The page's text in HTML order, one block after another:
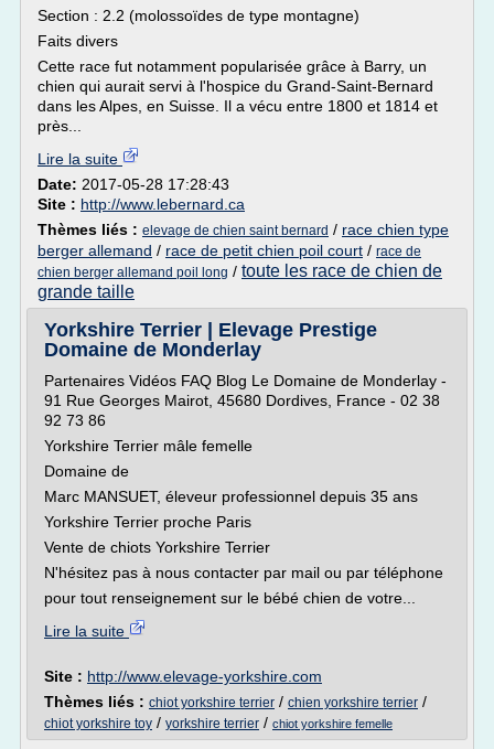
Section : 2.2 (molossoïdes de type montagne)
Faits divers
Cette race fut notamment popularisée grâce à Barry, un
chien qui aurait servi à l'hospice du Grand-Saint-Bernard
dans les Alpes, en Suisse. Il a vécu entre 1800 et 1814 et
près...
Lire la suite
Date: 2017-05-28 17:28:43
Site : http://www.lebernard.ca
Thèmes liés : elevage de chien saint bernard / race chien type
berger allemand / race de petit chien poil court / race de
chien berger allemand poil long / toute les race de chien de
grande taille
Yorkshire Terrier | Elevage Prestige
Domaine de Monderlay
Partenaires Vidéos FAQ Blog Le Domaine de Monderlay -
91 Rue Georges Mairot, 45680 Dordives, France - 02 38
92 73 86
Yorkshire Terrier mâle femelle
Domaine de
Marc MANSUET, éleveur professionnel depuis 35 ans
Yorkshire Terrier proche Paris
Vente de chiots Yorkshire Terrier
N'hésitez pas à nous contacter par mail ou par téléphone
pour tout renseignement sur le bébé chien de votre...
Lire la suite
Site : http://www.elevage-yorkshire.com
Thèmes liés : chiot yorkshire terrier / chien yorkshire terrier /
chiot yorkshire toy / yorkshire terrier / chiot yorkshire femelle